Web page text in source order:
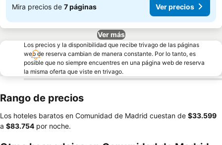
Mira precios de 7 páginas Ver precios
Ver más
Los precios y la disponibilidad que recibe trivago de las páginas
web de reserva cambian de manera constante. Por lo tanto, es
posible que no siempre encuentres en una página web de reserva
la misma oferta que viste en trivago.
Rango de precios
Los hoteles baratos en Comunidad de Madrid cuestan de ‎$33.599
a ‎$83.754 por noche.